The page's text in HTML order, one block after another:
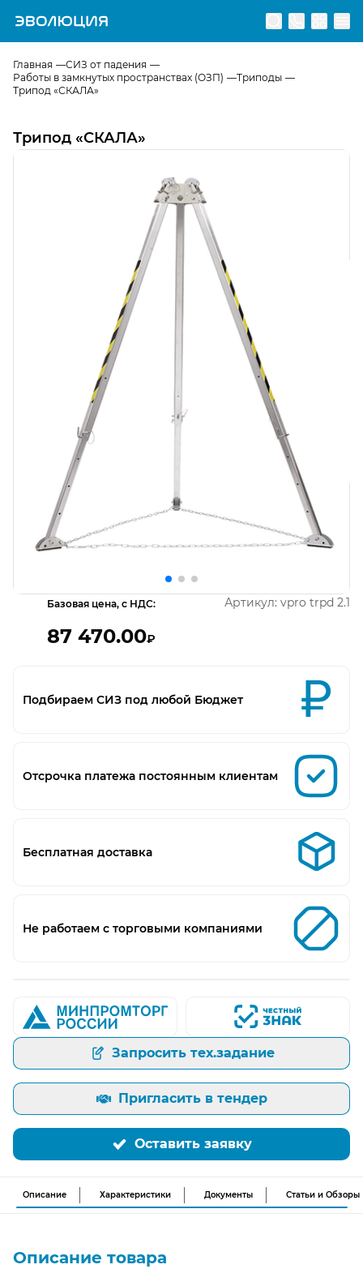
Перейти на главную страницу
Главная
СИЗ от падения
Работы в замкнутых пространствах (ОЗП)
Триподы
Трипод «СКАЛА»
Открыть изображение
Трипод «СКАЛА»
Базовая цена, с НДС:
87 470.00₽
Артикул: vpro trpd 2.1
Подбираем СИЗ под любой Бюджет
Отсрочка платежа постоянным клиентам
Бесплатная доставка
Не работаем с торговыми компаниями
Запросить тех.задание
Пригласить в тендер
Оставить заявку
Описание Характеристики Документы Статьи и Обзоры
Описание товара